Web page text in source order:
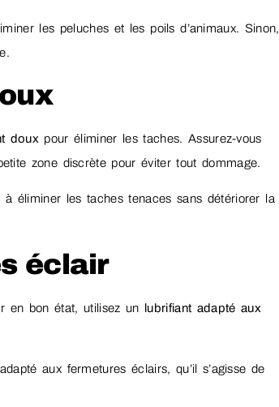
les peluches et les poils d’animaux. Sinon,
doux pour éliminer les taches. Assurez-vous
zone discrète pour éviter tout dommage.
éliminer les taches tenaces sans détériorer la
éclair
en bon état, utilisez un lubrifiant adapté aux
aux fermetures éclairs, qu’il s’agisse de